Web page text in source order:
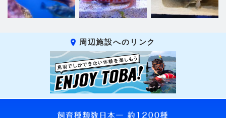
周辺施設へのリンク